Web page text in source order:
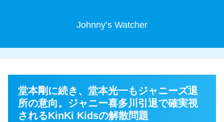
Johnny’s Watcher
堂本剛に続き、堂本光一もジャニーズ退
所の意向。ジャニー喜多川引退で確実視
されるKinKi Kidsの解散問題